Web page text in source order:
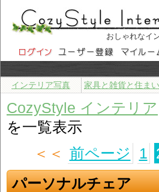
おしゃれなイ
インテリア写真 家具と雑貨と住まい
CozyStyle インテリア
を一覧表示
＜＜ 前ページ 1
パーソナルチェア